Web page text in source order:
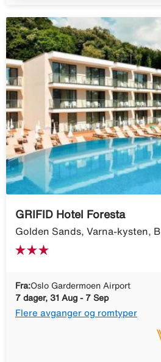
GRIFID Hotel Foresta
Golden Sands, Varna-kysten,
Fra:Oslo Gardermoen Airport
7 dager, 31 Aug - 7 Sep
Flere avganger og romtyper